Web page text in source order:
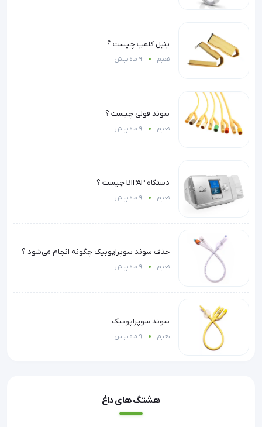
پنیل کلمپ چیست ؟
نعیم 9 ماه پیش
سوند فولی چیست ؟
نعیم 9 ماه پیش
دستگاه BIPAP چیست ؟
نعیم 9 ماه پیش
حذف سوند سوپراپوبیک چگونه انجام می‌شود ؟
نعیم 9 ماه پیش
سوند سوپراپوبیک
نعیم 9 ماه پیش
هشتگ های داغ